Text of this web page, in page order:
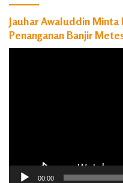
Jauhar Awaluddin Minta
Penanganan Banjir
00:00